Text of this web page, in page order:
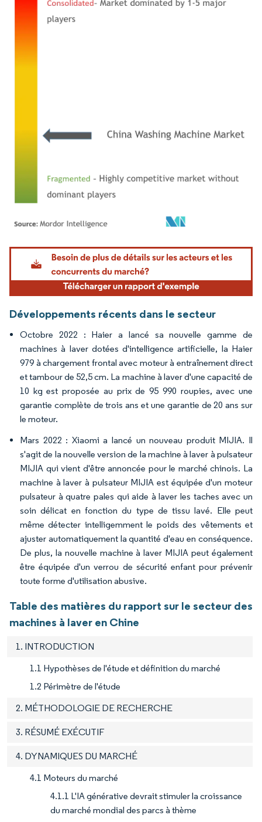
Image © Mordor Intelligence. La réutilisation nécessite une attribution sous CC BY
Développements récents dans le secteur
Octobre 2022 : Haier a lancé sa nouvelle gamme de
machines à laver dotées d'intelligence artificielle, la Haier
979 à chargement frontal avec moteur à entraînement direct
et tambour de 52,5 cm. La machine à laver d'une capacité de
10 kg est proposée au prix de 95 990 roupies, avec une
garantie complète de trois ans et une garantie de 20 ans sur
le moteur.
Mars 2022 : Xiaomi a lancé un nouveau produit MIJIA. Il
s'agit de la nouvelle version de la machine à laver à pulsateur
MIJIA qui vient d'être annoncée pour le marché chinois. La
machine à laver à pulsateur MIJIA est équipée d'un moteur
pulsateur à quatre pales qui aide à laver les taches avec un
soin délicat en fonction du type de tissu lavé. Elle peut
même détecter intelligemment le poids des vêtements et
ajuster automatiquement la quantité d'eau en conséquence.
De plus, la nouvelle machine à laver MIJIA peut également
être équipée d'un verrou de sécurité enfant pour prévenir
toute forme d'utilisation abusive.
Table des matières du rapport sur le secteur des
machines à laver en Chine
1. INTRODUCTION
1.1 Hypothèses de l'étude et définition du marché
1.2 Périmètre de l'étude
2. MÉTHODOLOGIE DE RECHERCHE
3. RÉSUMÉ EXÉCUTIF
4. DYNAMIQUES DU MARCHÉ
4.1 Moteurs du marché
4.1.1 L'IA générative devrait stimuler la croissance
du marché mondial des parcs à thème